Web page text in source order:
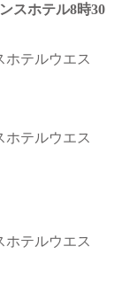
スホテル8時30
ホテルウエス
ホテルウエス
ホテルウエス